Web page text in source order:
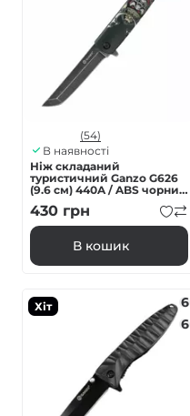
(54)
В наявності
Ніж складаний
туристичний Ganzo G626
(9.6 см) 440A / ABS чорний
самурай
430 грн
В кошик
Хіт
6
6